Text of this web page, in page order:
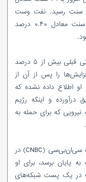
۰.۳۱ درصد کاهش به ۹۴ دلار و ۶۹ سنت رسید. نفت وست
تگزاس اینترمدیت آمریکا هم با ۳۷ سنت معادل ۰.۴۰ درصد
هر دو شاخص مرجع در جلسه معاملاتی قبلی بیش از ۵ درصد
را پس از آن از
اطلاع داده نشده که
درآورده و اینکه رژیم
که برای حمله به
ترامپ در یک مصاحبه جداگانه با شبکه سی‌ان‌بی‌سی (CNBC) در
پایان برسد، برای او
در یک پست شبکه‌های